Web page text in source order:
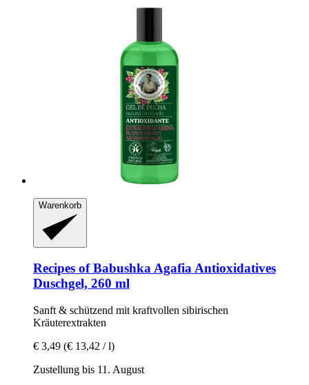
Warenkorb
Recipes of Babushka Agafia Antioxidatives
Duschgel, 260 ml
Sanft & schützend mit kraftvollen sibirischen
Kräuterextrakten
€ 3,49 (€ 13,42 / l)
Zustellung bis 11. August